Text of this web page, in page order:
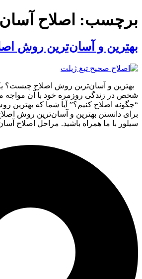
برچسب: اصلاح آسان
بهترین و آسان‌ترین روش
بهترین و آسان‌ترین روش اصلاح چیست؟
شخص در زندگی روزمره خود با آن
“چگونه اصلاح کنیم؟” آیا شما که بهترین
برای دانستن بهترین و آسان‌ترین روش
سیلور با ما همراه باشید. مراحل اصلاح